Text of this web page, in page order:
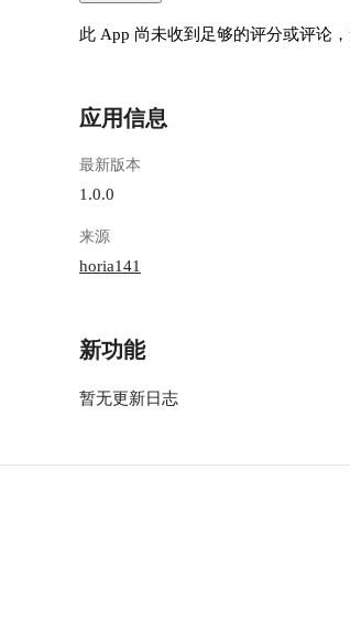
此 App 尚未收到足够的评分或评论，
应用信息
最新版本
1.0.0
来源
horia141
新功能
暂无更新日志